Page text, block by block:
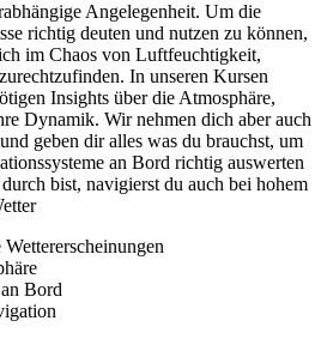
Angelegenheit. Um die
richtig deuten und nutzen zu können,
im Chaos von Luftfeuchtigkeit,
In unseren Kursen
Insights über die Atmosphäre,
Dynamik. Wir nehmen dich aber auch
geben dir alles was du brauchst, um
an Bord richtig auswerten
bist, navigierst du auch bei hohem
Bord